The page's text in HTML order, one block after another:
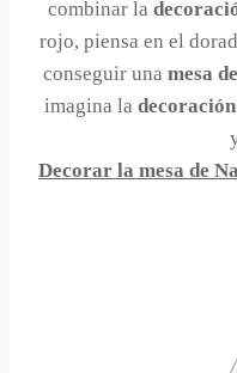
combinar la
rojo, piensa en el
conseguir una mesa
imagina la decoración
Decorar la mesa de